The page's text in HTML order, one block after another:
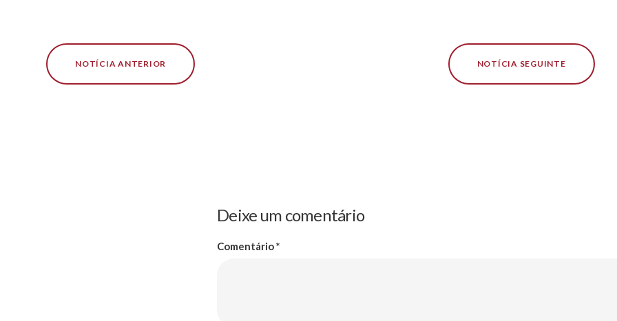
NOTÍCIA ANTERIOR NOTÍCIA SEGUINTE
Deixe um comentário
Comentário*